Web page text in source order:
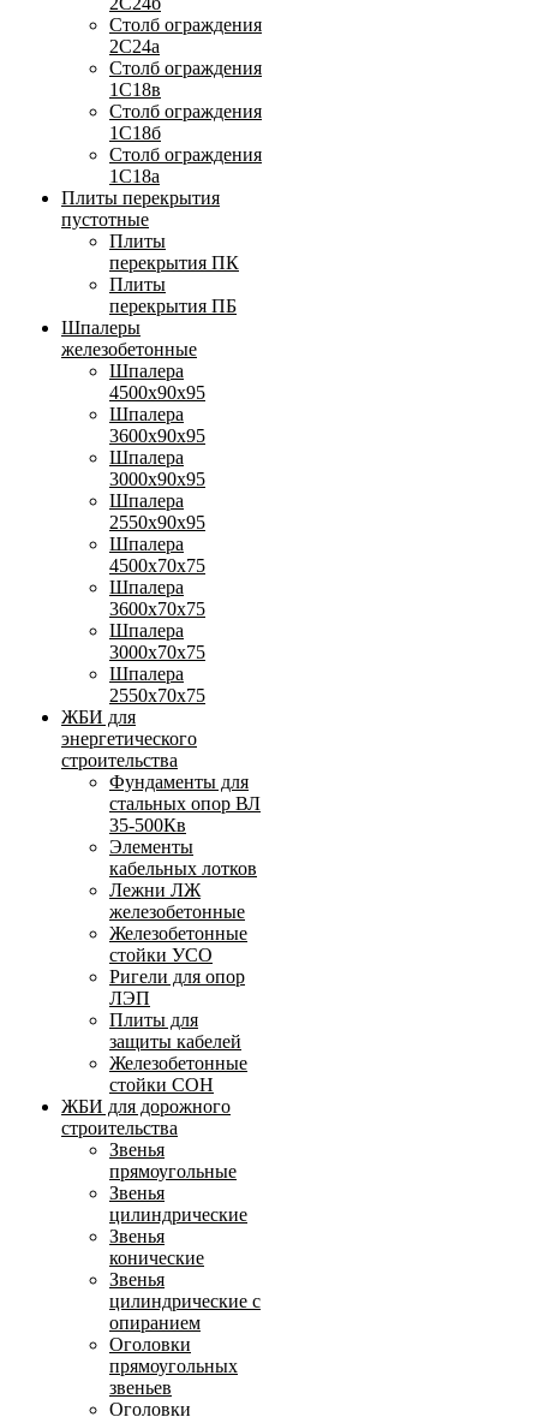
Столб ограждения
2С24а
Столб ограждения
1С18в
Столб ограждения
1С18б
Столб ограждения
1С18а
Плиты перекрытия
пустотные
Плиты
перекрытия ПК
Плиты
перекрытия ПБ
Шпалеры
железобетонные
Шпалера
4500х90х95
Шпалера
3600х90х95
Шпалера
3000х90х95
Шпалера
2550х90х95
Шпалера
4500х70х75
Шпалера
3600х70х75
Шпалера
3000х70х75
Шпалера
2550х70х75
ЖБИ для
энергетического
строительства
Фундаменты для
стальных опор ВЛ
35-500Кв
Элементы
кабельных лотков
Лежни ЛЖ
железобетонные
Железобетонные
стойки УСО
Ригели для опор
ЛЭП
Плиты для
защиты кабелей
Железобетонные
стойки СОН
ЖБИ для дорожного
строительства
Звенья
прямоугольные
Звенья
цилиндрические
Звенья
конические
Звенья
цилиндрические с
опиранием
Оголовки
прямоугольных
звеньев
Оголовки